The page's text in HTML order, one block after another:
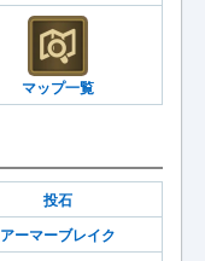
マップ一覧
投石
アーマーブレイク